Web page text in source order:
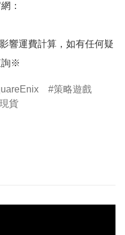
：
響運費計算，如有任何疑
詢※
策略遊戲
貨